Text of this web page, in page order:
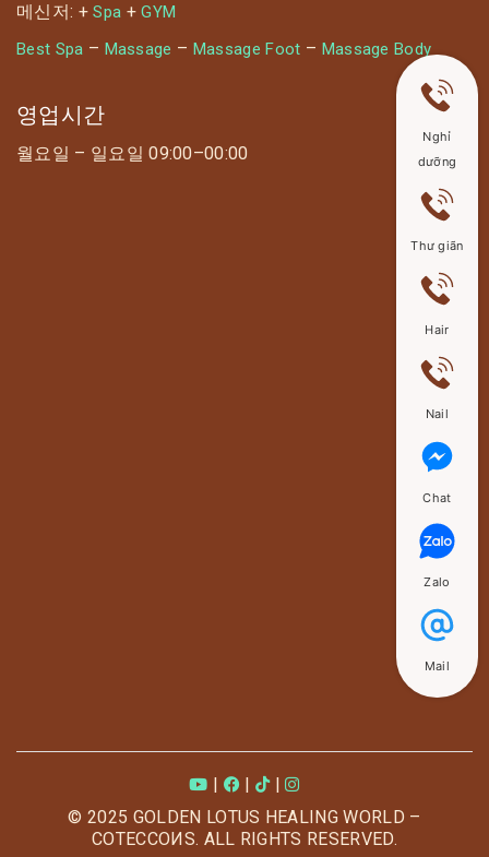
메신저: +Spa +GYM
Best Spa – Massage – Massage Foot – Massage Body
영업시간
월요일 – 일요일 09:00–00:00
|
© 2025 GOLDEN LOTUS HEALING WORLD –
COTECCOИS. ALL RIGHTS RESERVED.
Nghỉ
dưỡng
Thư giãn
Hair
Nail
Chat
Zalo
Mail